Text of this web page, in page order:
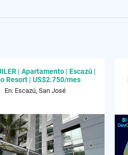
| Apartamento | Escazú |
Resort | US$2.750/mes
En: Escazú, San José